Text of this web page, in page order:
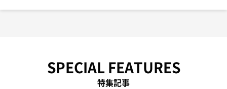
SPECIAL FEATURES
特集記事